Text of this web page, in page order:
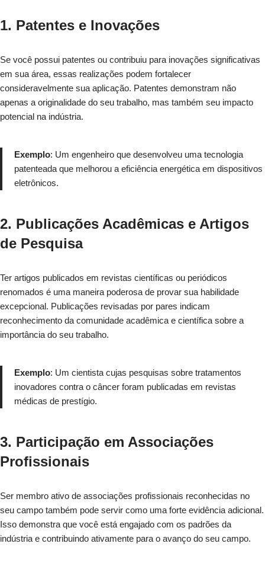
1. Patentes e Inovações
Se você possui patentes ou contribuiu para inovações significativas
em sua área, essas realizações podem fortalecer
consideravelmente sua aplicação. Patentes demonstram não
apenas a originalidade do seu trabalho, mas também seu impacto
potencial na indústria.
Exemplo: Um engenheiro que desenvolveu uma tecnologia
patenteada que melhorou a eficiência energética em dispositivos
eletrônicos.
2. Publicações Acadêmicas e Artigos
de Pesquisa
Ter artigos publicados em revistas científicas ou periódicos
renomados é uma maneira poderosa de provar sua habilidade
excepcional. Publicações revisadas por pares indicam
reconhecimento da comunidade acadêmica e científica sobre a
importância do seu trabalho.
Exemplo: Um cientista cujas pesquisas sobre tratamentos
inovadores contra o câncer foram publicadas em revistas
médicas de prestígio.
3. Participação em Associações
Profissionais
Ser membro ativo de associações profissionais reconhecidas no
seu campo também pode servir como uma forte evidência adicional.
Isso demonstra que você está engajado com os padrões da
indústria e contribuindo ativamente para o avanço do seu campo.